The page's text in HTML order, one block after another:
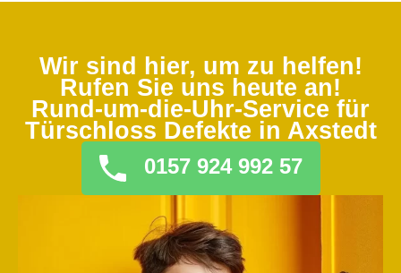
Wir sind hier, um zu helfen!
Rufen Sie uns heute an!
Rund-um-die-Uhr-Service für
Türschloss Defekte in Axstedt
0157 924 992 57